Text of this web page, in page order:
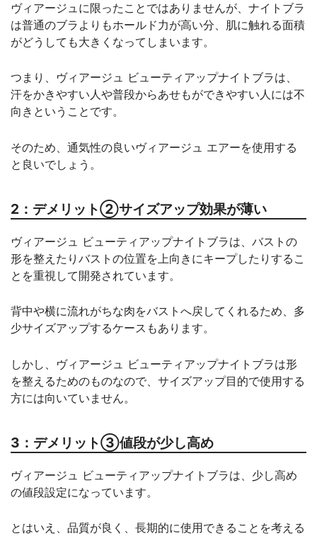
ヴィアージュに限ったことではありませんが、ナイトブラ
は普通のブラよりもホールド力が高い分、肌に触れる面積
がどうしても大きくなってしまいます。
つまり、ヴィアージュ ビューティアップナイトブラは、
汗をかきやすい人や普段からあせもができやすい人には不
向きということです。
そのため、通気性の良いヴィアージュ エアーを使用する
と良いでしょう。
2：デメリット②サイズアップ効果が薄い
ヴィアージュ ビューティアップナイトブラは、バストの
形を整えたりバストの位置を上向きにキープしたりするこ
とを重視して開発されています。
背中や横に流れがちな肉をバストへ戻してくれるため、多
少サイズアップするケースもあります。
しかし、ヴィアージュ ビューティアップナイトブラは形
を整えるためのものなので、サイズアップ目的で使用する
方には向いていません。
3：デメリット③値段が少し高め
ヴィアージュ ビューティアップナイトブラは、少し高め
の値段設定になっています。
とはいえ、品質が良く、長期的に使用できることを考える